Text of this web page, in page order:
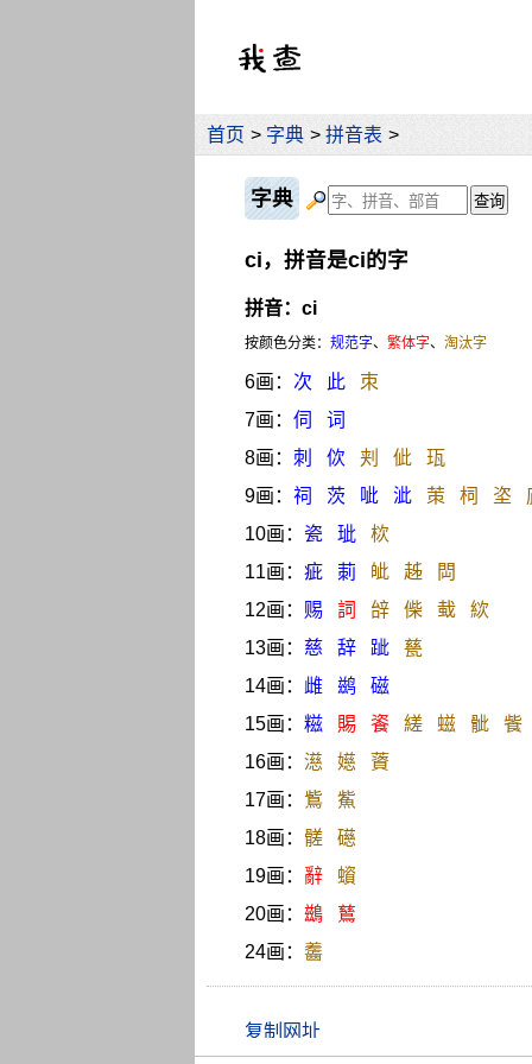
首页 > 字典 > 拼音表 >
字典
ci，拼音是ci的字
拼音：ci
按颜色分类： 规范字、 繁体字、 淘汰字
6画： 次 此
朿
7画： 伺
词
8画： 刺 佽 刾 佌
珁
9画： 祠 茨 呲 泚 茦 柌 垐
10画： 瓷 玼
栨
11画： 疵 莿 皉 趀
閊
12画： 赐 詞 辝 偨 蛓
絘
13画： 慈 辞 跐
甆
14画： 雌 鹚
磁
15画： 糍 賜 餈 縒 螆 骴
飺
16画： 濨 嬨
薋
17画： 鴜
鮆
18画： 髊
礠
19画： 辭
蠀
20画： 鷀
鶿
24画： 齹